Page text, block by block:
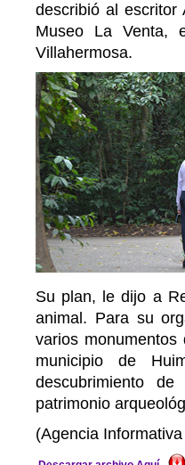
describió al escritor
Museo La Venta,
Villahermosa.
Su plan, le dijo a
animal. Para su
varios
municipio de
descubrimiento
patrimonio
(Agencia